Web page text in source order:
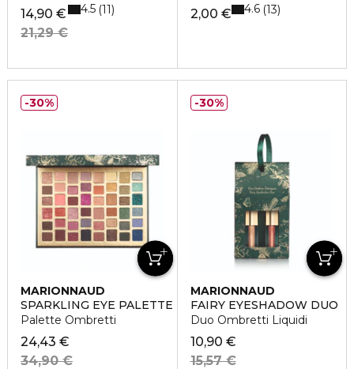
14,90 €
21,29 €
4.5 11 2,00 € 4.6 13
MARIONNAUD
SPARKLING EYE PALETTE
Palette Ombretti
24,43 €
34,90 €
30%
MARIONNAUD
FAIRY EYESHADOW DUO
Duo Ombretti Liquidi
10,90 €
15,57 €
30%